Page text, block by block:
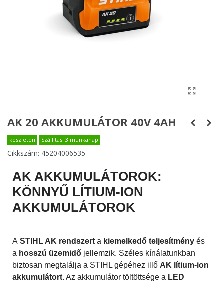
AK 20 AKKUMULÁTOR 40V 4AH
készleten Szállítás: 3 munkanap
Cikkszám: 45204006535
AK AKKUMULÁTOROK:
KÖNNYŰ LÍTIUM-ION
AKKUMULÁTOROK
A STIHL AK rendszert a kiemelkedő teljesítmény és
a hosszú üzemidő jellemzik. Széles kínálatunkban
biztosan megtalálja a STIHL gépéhez illő AK lítium-ion
akkumulátort. Az akkumulátor töltöttsége a LED